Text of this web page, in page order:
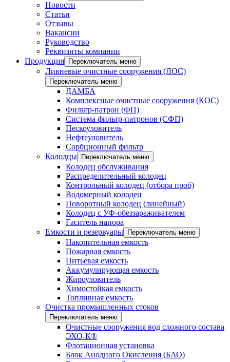
Новости
Статьи
Отзывы
Вакансии
Руководство
Реквизиты компании
Продукция
Переключатель меню
Ливневые очистные сооружения (ЛОС)
Переключатель меню
ДАМБА
Комплексные очистные сооружения (КОС)
Фильтр-патрон (ФП)
Система фильтр-патронов (СФП)
Пескоуловитель
Нефтеуловитель
Сорбционный фильтр
Колодцы
Переключатель меню
Колодец обслуживания
Распределительный колодец
Контрольный колодец (отбора проб)
Водомерный колодец
Поворотный колодец (линейный)
Колодец с УФ-обеззараживателем
Гаситель напора
Емкости и резервуары
Переключатель меню
Накопительная емкость
Пожарная емкость
Питьевая емкость
Аккумулирующая емкость
Жироуловитель
Химостойкая емкость
Топливная емкость
Очистка промышленных стоков
Переключатель меню
Очистные сооружения вод сложного состава
ЭХО-К®
Флотационная установка
Блок Анодного Окисления (БАО)